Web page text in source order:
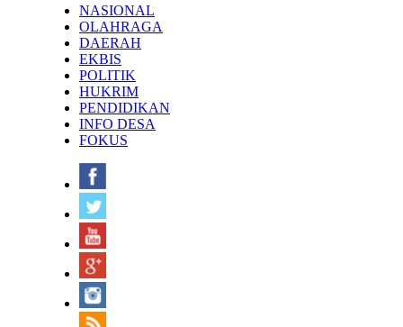
NASIONAL
OLAHRAGA
DAERAH
EKBIS
POLITIK
HUKRIM
PENDIDIKAN
INFO DESA
FOKUS